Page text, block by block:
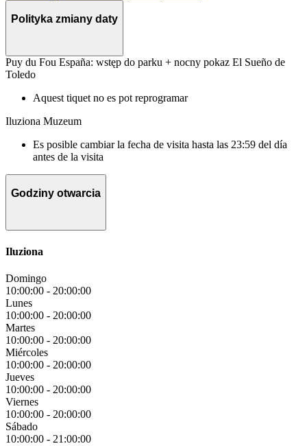
Polityka zmiany daty
Puy du Fou España: wstęp do parku + nocny pokaz El Sueño de
Toledo
Aquest tiquet no es pot reprogramar
Iluziona Muzeum
Es posible cambiar la fecha de visita hasta las 23:59 del día
antes de la visita
Godziny otwarcia
Iluziona
Domingo
10:00:00 - 20:00:00
Lunes
10:00:00 - 20:00:00
Martes
10:00:00 - 20:00:00
Miércoles
10:00:00 - 20:00:00
Jueves
10:00:00 - 20:00:00
Viernes
10:00:00 - 20:00:00
Sábado
10:00:00 - 21:00:00